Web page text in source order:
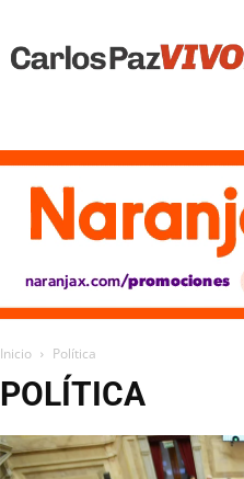
Vivo
Inicio Política
POLÍTICA